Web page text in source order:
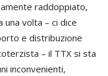
raddoppiato,
una volta – ci dice
e distribuzione
– il TTX si sta
inconvenienti,